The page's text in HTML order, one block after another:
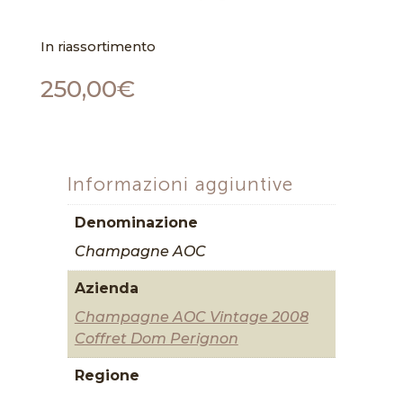
In riassortimento
250,00€
Informazioni aggiuntive
Denominazione
Champagne AOC
Azienda
Champagne AOC Vintage 2008
Coffret Dom Perignon
Regione